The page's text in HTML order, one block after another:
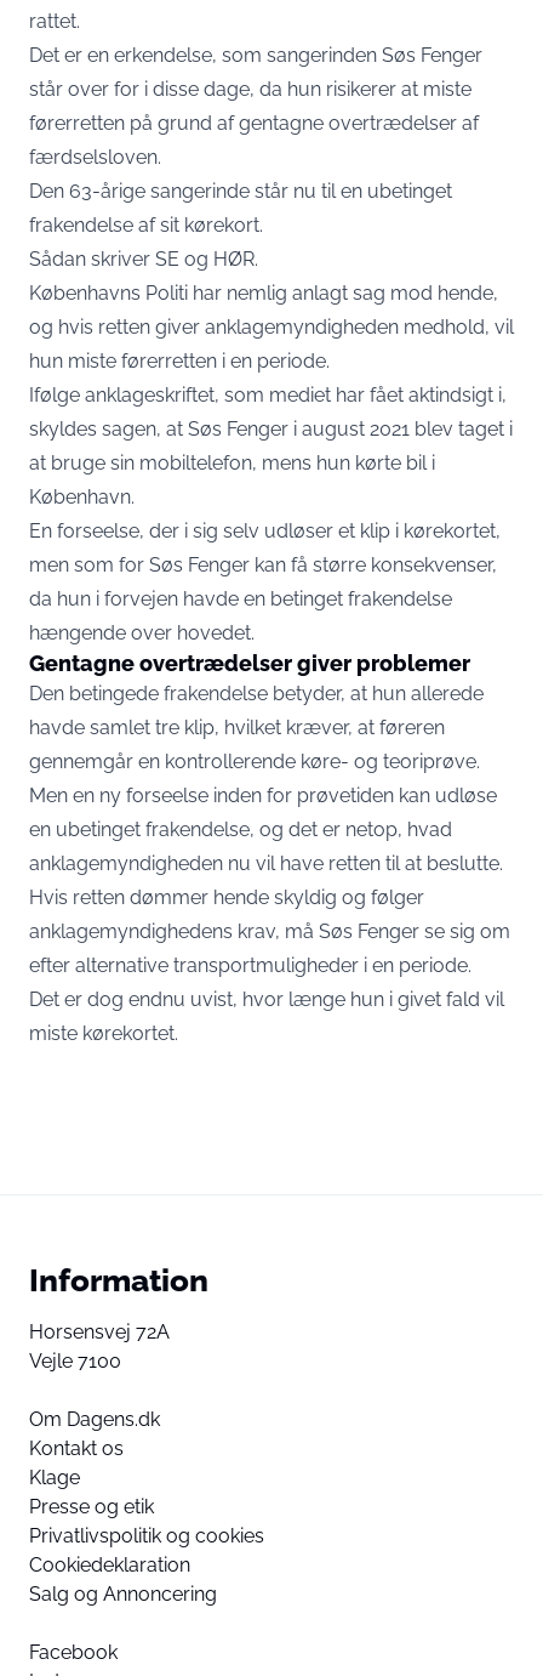
rattet.
Det er en erkendelse, som sangerinden Søs Fenger
står over for i disse dage, da hun risikerer at miste
førerretten på grund af gentagne overtrædelser af
færdselsloven.
Den 63-årige sangerinde står nu til en ubetinget
frakendelse af sit kørekort.
Sådan skriver SE og HØR.
Københavns Politi har nemlig anlagt sag mod hende,
og hvis retten giver anklagemyndigheden medhold, vil
hun miste førerretten i en periode.
Ifølge anklageskriftet, som mediet har fået aktindsigt i,
skyldes sagen, at Søs Fenger i august 2021 blev taget i
at bruge sin mobiltelefon, mens hun kørte bil i
København.
En forseelse, der i sig selv udløser et klip i kørekortet,
men som for Søs Fenger kan få større konsekvenser,
da hun i forvejen havde en betinget frakendelse
hængende over hovedet.
Gentagne overtrædelser giver problemer
Den betingede frakendelse betyder, at hun allerede
havde samlet tre klip, hvilket kræver, at føreren
gennemgår en kontrollerende køre- og teoriprøve.
Men en ny forseelse inden for prøvetiden kan udløse
en ubetinget frakendelse, og det er netop, hvad
anklagemyndigheden nu vil have retten til at beslutte.
Hvis retten dømmer hende skyldig og følger
anklagemyndighedens krav, må Søs Fenger se sig om
efter alternative transportmuligheder i en periode.
Det er dog endnu uvist, hvor længe hun i givet fald vil
miste kørekortet.
Information
Horsensvej 72A
Vejle 7100
Om Dagens.dk
Kontakt os
Klage
Presse og etik
Privatlivspolitik og cookies
Cookiedeklaration
Salg og Annoncering
Facebook